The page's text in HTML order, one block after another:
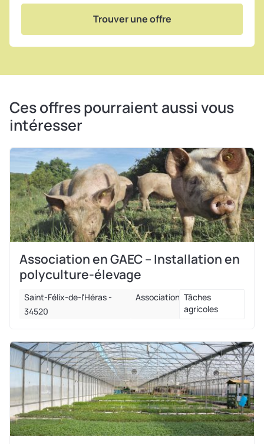
Trouver une offre
Ces offres pourraient aussi vous
intéresser
Association en GAEC – Installation en
polyculture-élevage
Saint-Félix-de-l'Héras -
34520
Association Tâches
agricoles